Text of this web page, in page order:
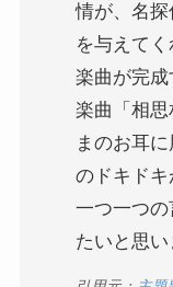
情が、名探
を与えてく
楽曲が完
楽曲「相
まのお耳
のドキドキ
一つ一つ
たいと思い